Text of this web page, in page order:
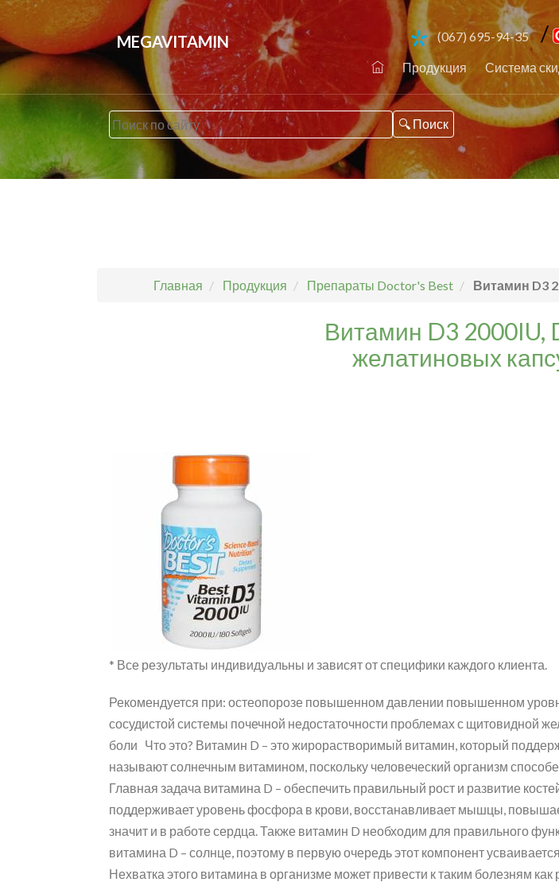
MEGAVITAMIN (067) 695-94-35 /
Продукция Система
Главная Продукция Препараты Doctor's Best Витамин D3
Витамин D3 2000IU,
желатиновых
* Все результаты индивидуальны и зависят от специфики каждого клиента.
Рекомендуется при: остеопорозе повышенном давлении повышенном
сосудистой системы почечной недостаточности проблемах с щитовидной
боли Что это? Витамин D – это жирорастворимый витамин, который
называют солнечным витамином, поскольку человеческий организм
Главная задача витамина D – обеспечить правильный рост и развитие
поддерживает уровень фосфора в крови, восстанавливает мышцы,
значит и в работе сердца. Также витамин D необходим для правильного
витамина D – солнце, поэтому в первую очередь этот компонент
Нехватка этого витамина в организме может привести к таким болезням